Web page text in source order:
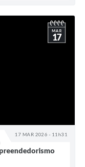
17 MAR 2026 - 11h31
MAR
17